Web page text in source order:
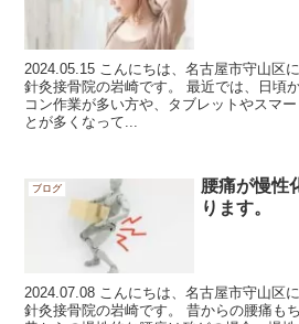
2024.05.15 こんにちは、名古屋市守山区
針灸接骨院の岩崎です。 最近では、日頃
コン作業が多い方や、タブレットやスマ
とが多くなって...
ブログ
腰痛が慢性
ります。
2024.07.08 こんにちは、名古屋市守山区
針灸接骨院の岩崎です。 昔からの腰痛も